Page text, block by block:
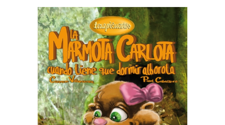
Tienda de
Artesanía
Papelería
Para Canarias,
Ceuta y Melilla